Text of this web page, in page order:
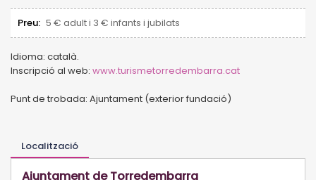
Preu: 5 € adult i 3 € infants i jubilats
Idioma: català.
Inscripció al web: www.turismetorredembarra.cat
Punt de trobada: Ajuntament (exterior fundació)
Localització
Ajuntament de Torredembarra